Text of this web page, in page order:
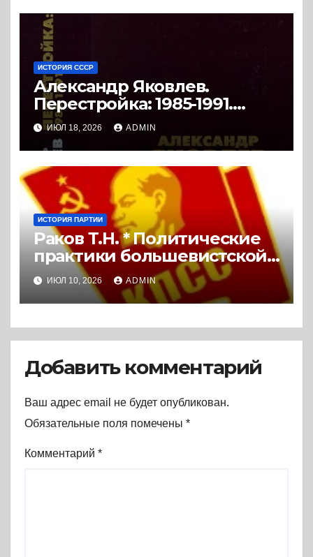
ИСТОРИЯ СССР
Александр Яковлев.
Перестройка: 1985-1991.
Документы. (2008) * Книга
ИЮЛ 18, 2026 ADMIN
ИСТОРИЯ ПАРТИИ
Раков Т.Н. * Политические
практики большевистской
организации Ленинграда в
дискуссиях 1921 и 1925 гг.
(2020) * Диссертация
ИЮЛ 10, 2026 ADMIN
Добавить комментарий
Ваш адрес email не будет опубликован.
Обязательные поля помечены *
Комментарий *